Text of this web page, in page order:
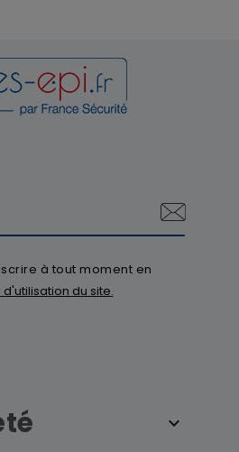
à tout moment en
du site.